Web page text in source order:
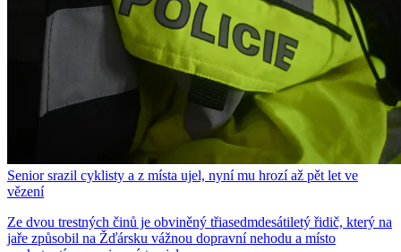
Senior srazil cyklisty a z místa ujel, nyní mu hrozí až pět let ve
vězení
Ze dvou trestných činů je obviněný třiasedmdesátiletý řidič, který na
jaře způsobil na Žďársku vážnou dopravní nehodu a místo